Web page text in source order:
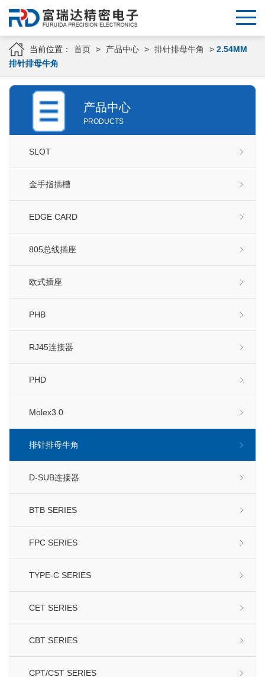
当前位置： 首页 > 产品中心 > 排针排母牛角 > 2.54MM
排针排母牛角
产品中心
PRODUCTS
SLOT
金手指插槽
EDGE CARD
805总线插座
欧式插座
PHB
RJ45连接器
PHD
Molex3.0
排针排母牛角
D-SUB连接器
BTB SERIES
FPC SERIES
TYPE-C SERIES
CET SERIES
CBT SERIES
CPT/CST SERIES